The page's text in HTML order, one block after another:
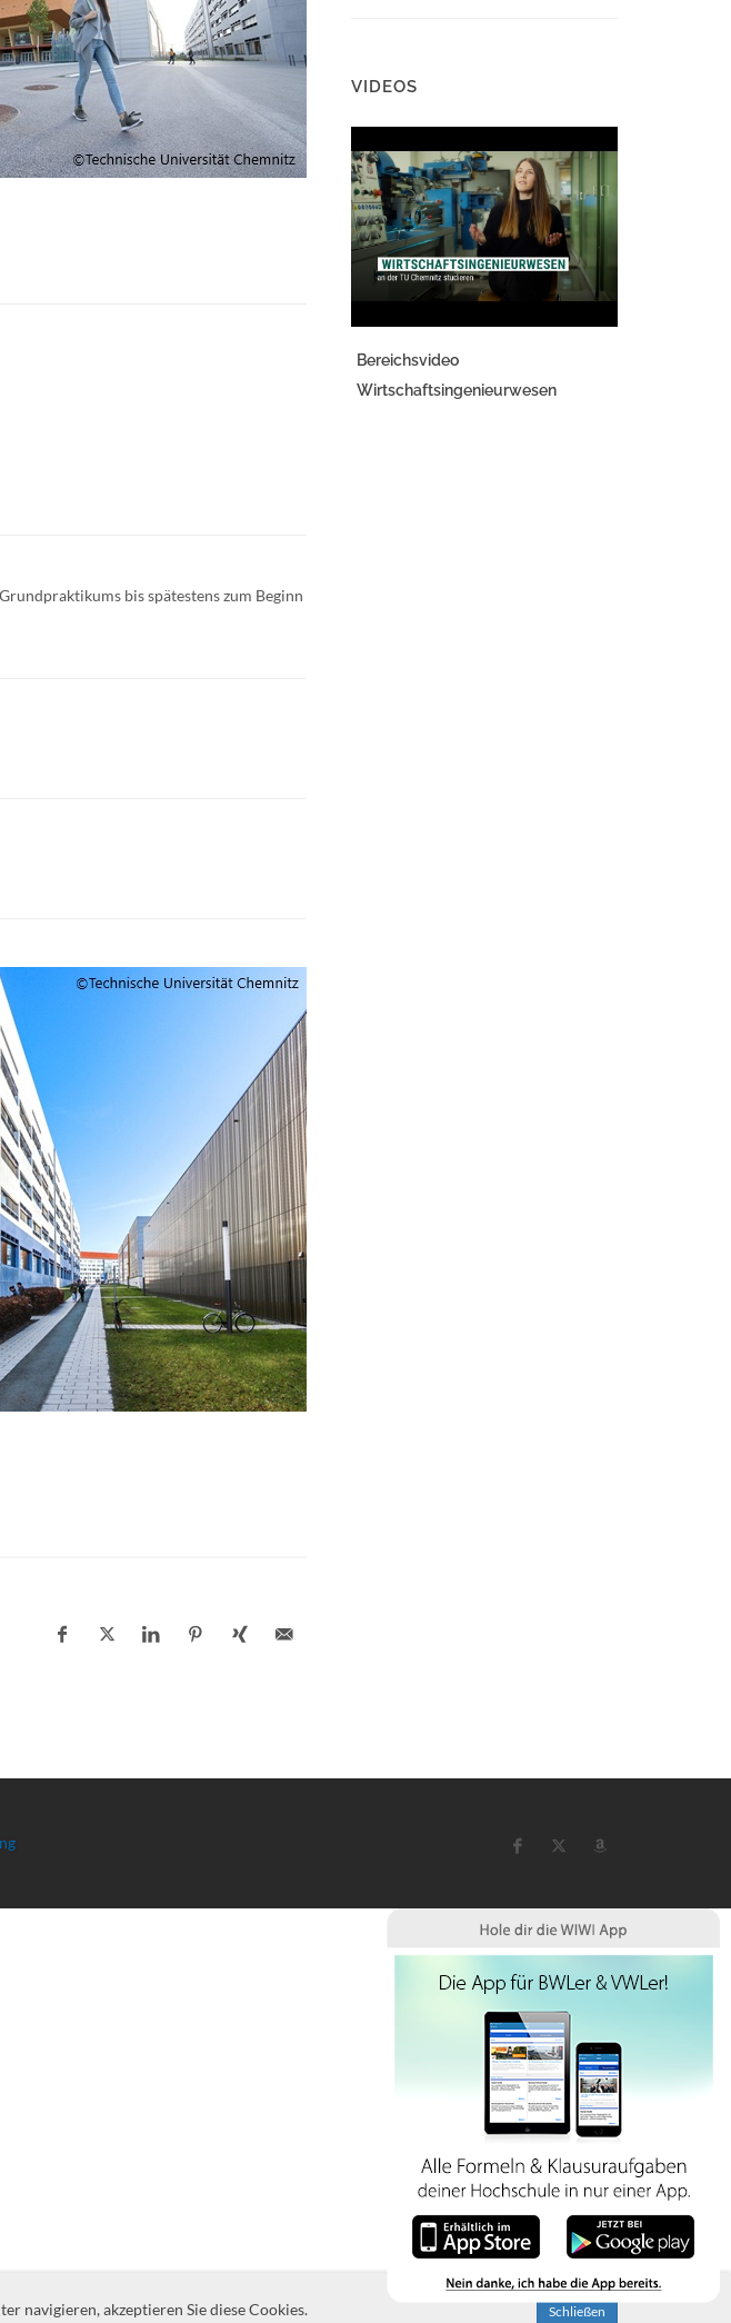
bis spätestens zum Beginn
VIDEOS
Bereichsvideo
Wirtschaftsingenieurwesen
navigieren, akzeptieren Sie diese Cookies. Schließen